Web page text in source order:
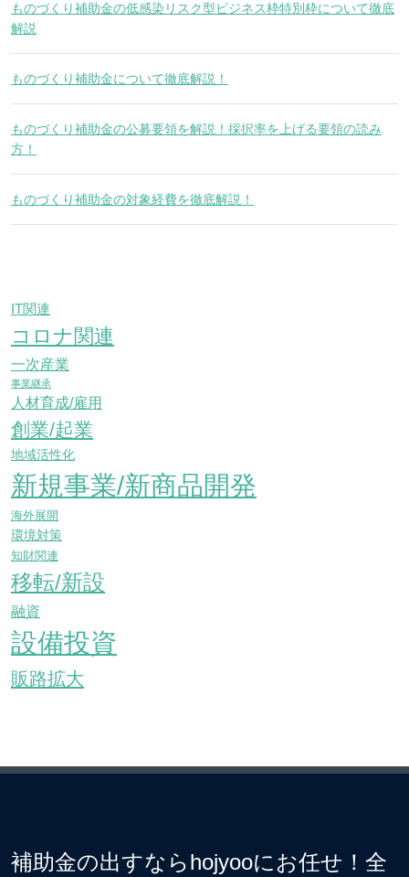
ものづくり補助金の低感染リスク型ビジネス枠特別枠について徹底
解説
ものづくり補助金について徹底解説！
ものづくり補助金の公募要領を解説！採択率を上げる要領の読み
方！
ものづくり補助金の対象経費を徹底解説！
IT関連
コロナ関連
一次産業
事業継承
人材育成/雇用
創業/起業
地域活性化
新規事業/新商品開発
海外展開
環境対策
知財関連
移転/新設
融資
設備投資
販路拡大
補助金の出すならhojyooにお任せ！全